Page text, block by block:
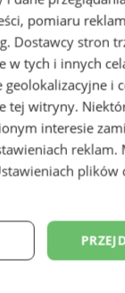
pomiaru
Dostawcy stron
w tych i innych
i
tej witryny.
interesie
reklam.
plików